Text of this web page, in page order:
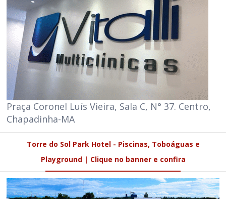
Praça Coronel Luís Vieira, Sala C, N° 37. Centro,
Chapadinha-MA
Torre do Sol Park Hotel - Piscinas, Toboáguas e
Playground | Clique no banner e confira